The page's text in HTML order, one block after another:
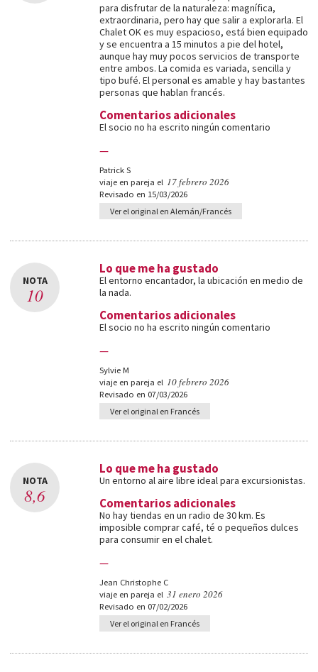
para disfrutar de la naturaleza: magnífica,
extraordinaria, pero hay que salir a explorarla. El
Chalet OK es muy espacioso, está bien equipado
y se encuentra a 15 minutos a pie del hotel,
aunque hay muy pocos servicios de transporte
entre ambos. La comida es variada, sencilla y
tipo bufé. El personal es amable y hay bastantes
personas que hablan francés.
Comentarios adicionales
El socio no ha escrito ningún comentario
—
Patrick S
viaje en pareja el 17 febrero 2026
Revisado en 15/03/2026
Ver el original en Alemán/Francés
NOTA
10
Lo que me ha gustado
El entorno encantador, la ubicación en medio de
la nada.
Comentarios adicionales
El socio no ha escrito ningún comentario
—
Sylvie M
viaje en pareja el 10 febrero 2026
Revisado en 07/03/2026
Ver el original en Francés
NOTA
8,6
Lo que me ha gustado
Un entorno al aire libre ideal para excursionistas.
Comentarios adicionales
No hay tiendas en un radio de 30 km. Es
imposible comprar café, té o pequeños dulces
para consumir en el chalet.
—
Jean Christophe C
viaje en pareja el 31 enero 2026
Revisado en 07/02/2026
Ver el original en Francés